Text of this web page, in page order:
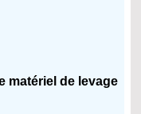
matériel de levage